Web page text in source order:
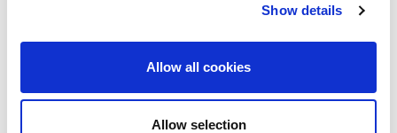
Show details
Allow all cookies
Allow selection
online víaClimate Neutral
al menos una semana, organizando una “Semana sin
impacto ambiental” vía
un.org/sustainabledevelopment/be-the-change